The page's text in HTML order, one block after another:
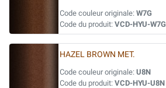
Code couleur originale: W7G
Code du produit: VCD-HYU-W7G
HAZEL BROWN MET.
Code couleur originale: U8N
Code du produit: VCD-HYU-U8N